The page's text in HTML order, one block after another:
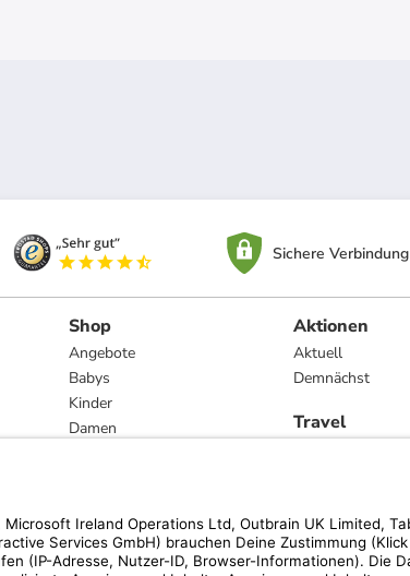
Sichere Verbindung
Shop
Angebote
Babys
Kinder
Damen
Marken
Aktionen
Aktuell
Demnächst
Travel